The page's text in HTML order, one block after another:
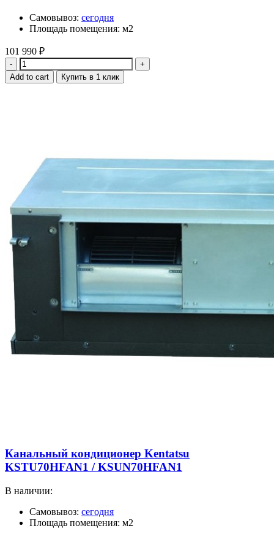
Самовывоз: сегодня
Площадь помещения: м2
101 990 ₽
Quantity
Add to cart Купить в 1 клик
Канальный кондиционер Kentatsu
KSTU70HFAN1 / KSUN70HFAN1
В наличии:
Самовывоз: сегодня
Площадь помещения: м2